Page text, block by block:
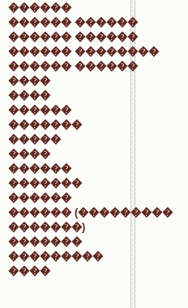
������
������ ������
������ ������
������ ��������
������ ������
����
����
������
�������
�����
����
������
�������
������
������ (���������
�������)
�������
���������
����